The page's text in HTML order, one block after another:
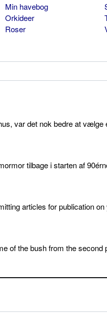
Min havebog
Orkideer
Roser
var det nok bedre at
tilbage i starten af
articles for publication
of the bush from the